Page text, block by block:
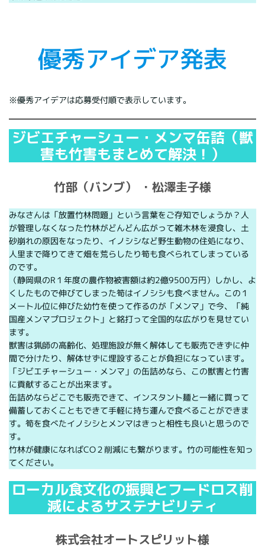
優秀アイデア発表
※優秀アイデアは応募受付順で表示しています。
ジビエチャーシュー・メンマ缶詰（獣
害も竹害もまとめて解決！）
竹部（バンブ） ・松澤圭子様
みなさんは「放置竹林問題」という言葉をご存知でしょうか？人
が管理しなくなった竹林がどんどん広がって雑木林を浸食し、土
砂崩れの原因をなったり、イノシシなど野生動物の住処になり、
人里まで降りてきて畑を荒らしたり筍も食べられてしまっている
のです。
（静岡県のR１年度の農作物被害額は約2億9500万円）しかし、よ
くしたもので伸びてしまった筍はイノシシも食べません。この１
メートル位に伸びた幼竹を使って作るのが「メンマ」で今、「純
国産メンマプロジェクト」と銘打って全国的な広がりを見せてい
ます。
獣害は猟師の高齢化、処理施設が無く解体しても販売できずに仲
間で分けたり、解体せずに埋設することが負担になっています。
「ジビエチャーシュー・メンマ」の缶詰めなら、この獣害と竹害
に貢献することが出来ます。
缶詰めならどこでも販売できて、インスタント麺と一緒に買って
備蓄しておくこともできて手軽に持ち運んで食べることができま
す。筍を食べたイノシシとメンマはきっと相性も良いと思うので
す。
竹林が健康になればCO２削減にも繋がります。竹の可能性を知っ
てください。
ローカル食文化の振興とフードロス削
減によるサステナビリティ
株式会社オートスピリット様